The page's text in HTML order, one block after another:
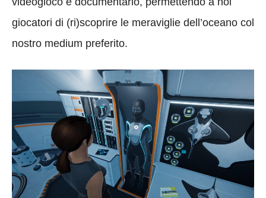
giocatori di (ri)scoprire le meraviglie dell’oceano col
nostro medium preferito.